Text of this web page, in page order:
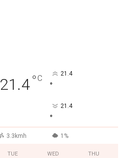
21.4°C 21.4
°
21.4
°
3.3kmh 1%
TUE WED THU